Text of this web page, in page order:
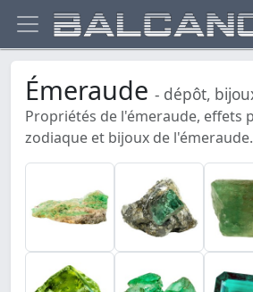
Émeraude - dépôt,
Propriétés de l'émeraude, effets
zodiaque et bijoux de l'émeraude.